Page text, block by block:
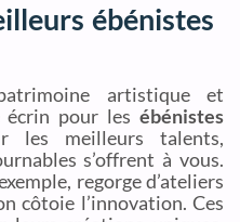
ébénistes
artistique et
pour les ébénistes
les meilleurs talents,
s’offrent à vous.
regorge d’ateliers
côtoie l’innovation. Ces